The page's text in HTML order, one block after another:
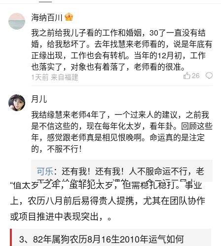
阔。不过也会有顽固、傲慢、独裁的一面。同时，
他们天生怀抱著崇高的悲心及同情心，对自己很有
自信，擅长组织事务，喜欢有秩序；能够发挥创造
的才华，使成果具有建设性、原创性，是个行动
派。有时也相当浪漫，喜欢美丽的事并
2、82年8月出生2026年运势
1982年8月出生的人属狗，2026年为丙午马
年，整体运势平稳中带小吉，事业与财运有提升空
间，感情需多加经营，健康方面注意劳逸结合。根
据网络命理分析，1982年属狗人在2026年整体处于
“值太岁”之年，虽非犯太岁，但需稳扎稳打。事业
上，农历八月前后易得贵人提携，尤其在团队协作
或项目推进中表现突出，。
3、82年属狗农历8月16生2010年运气如何
海纳百川
我之前给我儿子看的工作和婚姻，30了一直没有结
婚，给我愁坏了。去年找慧来老师看的，说是年底有
正缘出现，工作也会有转机。当年的12月初，工作
也落实了，对象也有着落了，老师看的很准。
1天前 来自福建 26
月儿
我结缘慧来老师4年了，一个过来人的建议，之前我
是不信这些的，现在每年化太岁，看年卦。回顾这些
年，感觉跟老师真是相见恨晚啊。命运真的是注定
的，不服不行！
可乐：还有我！还有我！人不服命运不行，老
天爷会给你好好上一课的。一命二运三风水，
哪样不服都不行！
平安是福：我也是每年找老师化太岁，看年
卦，认识老师3年了，都是缘分啊！
17分钟前 来自湖北